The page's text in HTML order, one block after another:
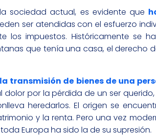
sociedad actual, es evidente que
ser atendidas con el esfuerzo
los impuestos. Históricamente se
que tenía una casa, el derecho
transmisión de bienes de una
por la pérdida de un ser
heredarlos. El origen se
y la renta. Pero una vez
Europa ha sido la de su supresión.